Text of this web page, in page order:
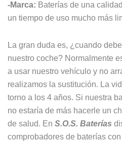
-Marca: Baterías de una
un tiempo de uso mucho más
La gran duda es, ¿cuando
nuestro coche? Normalmente
a usar nuestro vehículo y no
realizamos la sustitución. La
torno a los 4 años. Si nuestra
no estaría de más hacerle un
de salud. En S.O.S. Baterías
comprobadores de baterías